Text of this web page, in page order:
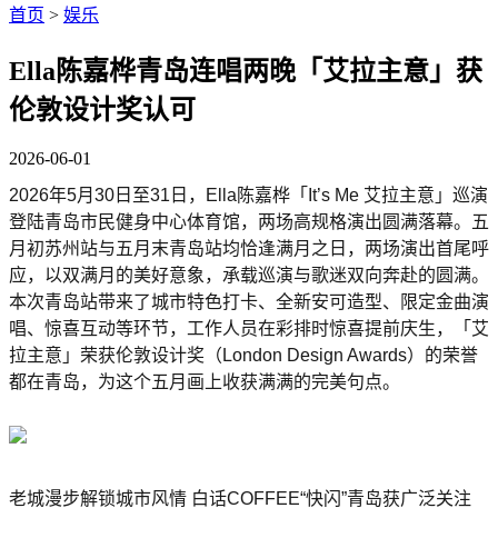
首页 > 娱乐
Ella陈嘉桦青岛连唱两晚「艾拉主意」获
伦敦设计奖认可
2026-06-01
2026年5月30日至31日，Ella陈嘉桦「It’s Me 艾拉主意」巡演
登陆青岛市民健身中心体育馆，两场高规格演出圆满落幕。五
月初苏州站与五月末青岛站均恰逢满月之日，两场演出首尾呼
应，以双满月的美好意象，承载巡演与歌迷双向奔赴的圆满。
本次青岛站带来了城市特色打卡、全新安可造型、限定金曲演
唱、惊喜互动等环节，工作人员在彩排时惊喜提前庆生，「艾
拉主意」荣获伦敦设计奖（London Design Awards）的荣誉
都在青岛，为这个五月画上收获满满的完美句点。
老城漫步解锁城市风情 白话COFFEE“快闪”青岛获广泛关注